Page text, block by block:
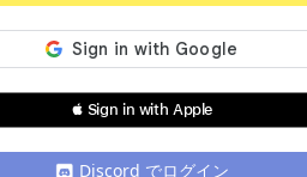
 Sign in with Apple
Discord でログイン